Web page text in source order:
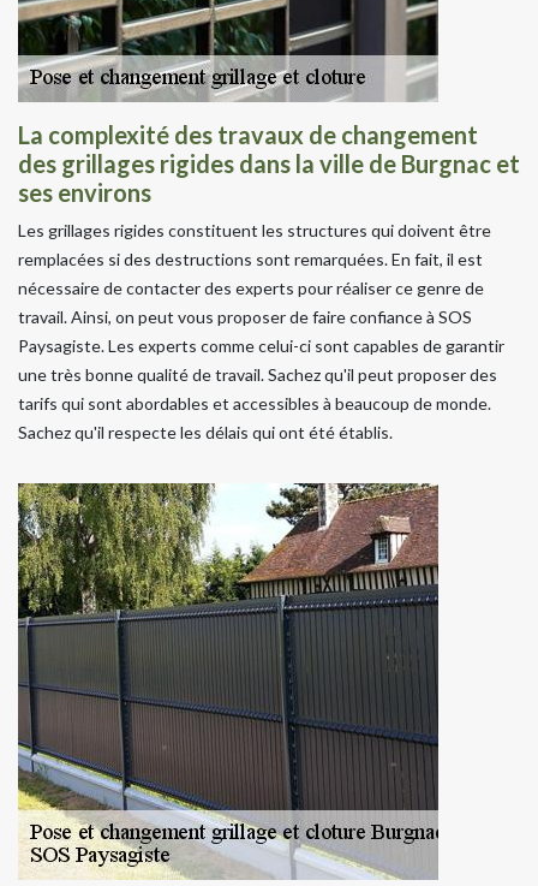
La complexité des travaux de changement
des grillages rigides dans la ville de Burgnac et
ses environs
Les grillages rigides constituent les structures qui doivent être
remplacées si des destructions sont remarquées. En fait, il est
nécessaire de contacter des experts pour réaliser ce genre de
travail. Ainsi, on peut vous proposer de faire confiance à SOS
Paysagiste. Les experts comme celui-ci sont capables de garantir
une très bonne qualité de travail. Sachez qu'il peut proposer des
tarifs qui sont abordables et accessibles à beaucoup de monde.
Sachez qu'il respecte les délais qui ont été établis.